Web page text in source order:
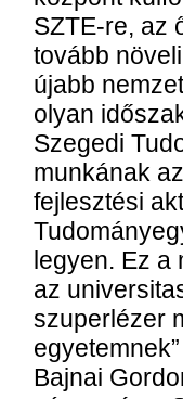
SZTE-re, az
tovább
újabb
olyan
Szegedi
munkának
fejlesztési
legyen. Ez a
az
szuperlézer
Bajnai